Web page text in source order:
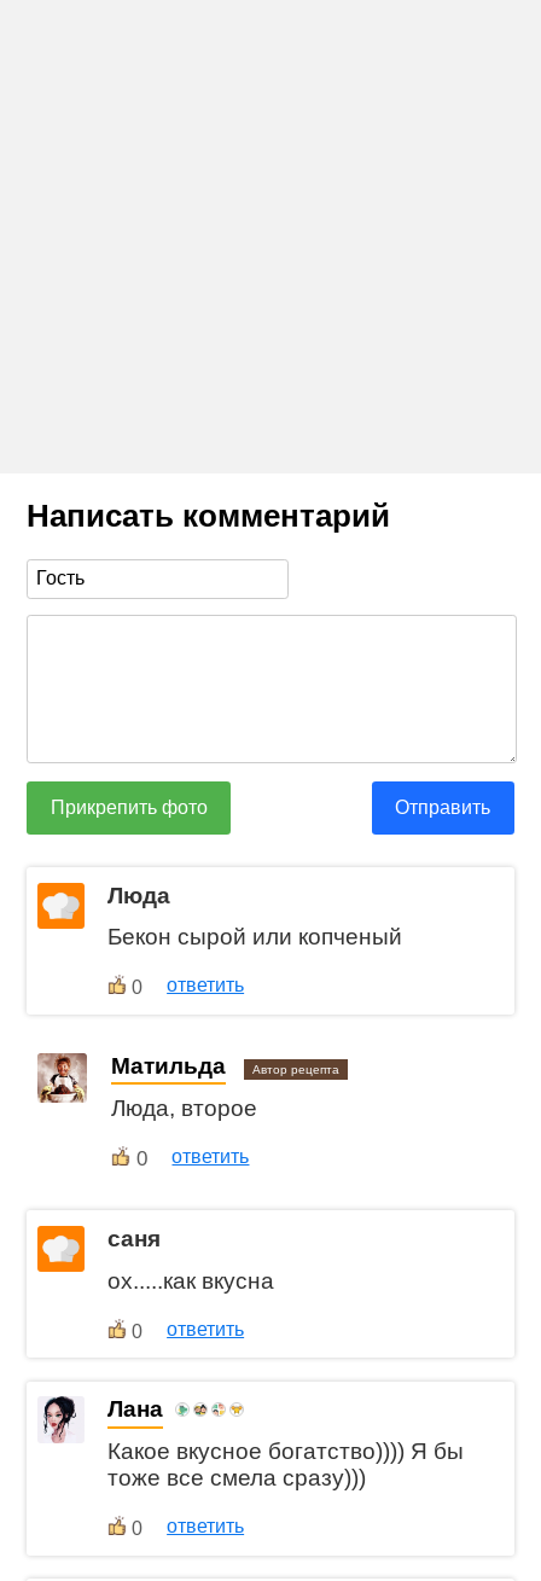
Написать комментарий
Прикрепить фото Отправить
Люда
Бекон сырой или копченый
0 ответить
Матильда Автор рецепта
Люда, второе
0 ответить
саня
ох.....как вкусна
0 ответить
Лана
Какое вкусное богатство)))) Я бы
тоже все смела сразу)))
0 ответить